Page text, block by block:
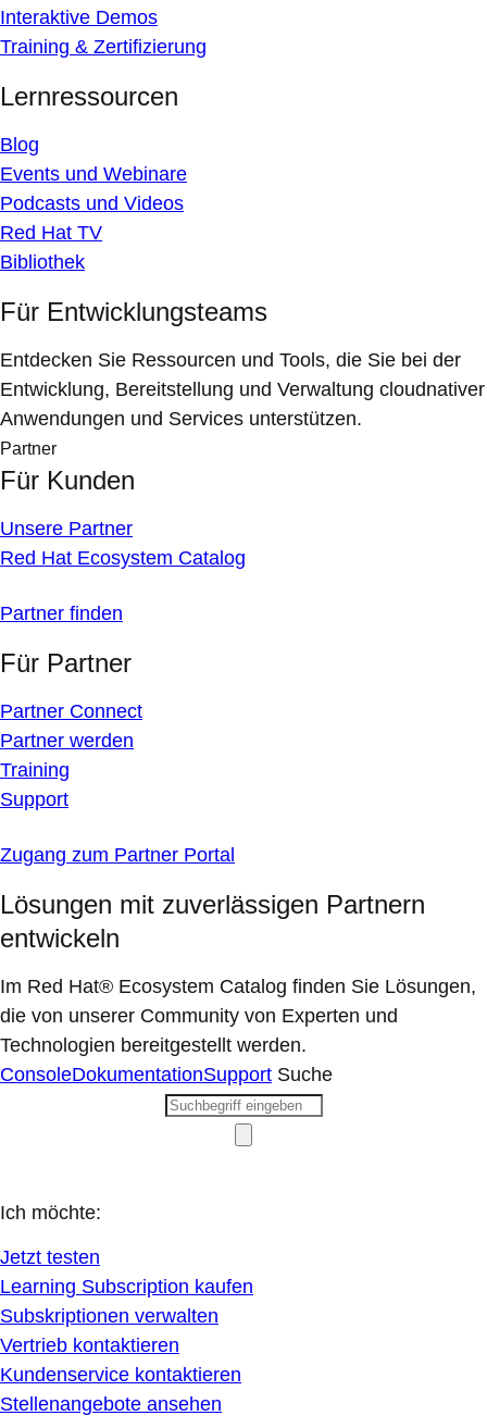
Interaktive Demos
Training & Zertifizierung
Lernressourcen
Blog
Events und Webinare
Podcasts und Videos
Red Hat TV
Bibliothek
Für Entwicklungsteams
Entdecken Sie Ressourcen und Tools, die Sie bei der
Entwicklung, Bereitstellung und Verwaltung cloudnativer
Anwendungen und Services unterstützen.
Partner
Für Kunden
Unsere Partner
Red Hat Ecosystem Catalog
Partner finden
Für Partner
Partner Connect
Partner werden
Training
Support
Zugang zum Partner Portal
Lösungen mit zuverlässigen Partnern
entwickeln
Im Red Hat® Ecosystem Catalog finden Sie Lösungen,
die von unserer Community von Experten und
Technologien bereitgestellt werden.
ConsoleDokumentationSupport Suche
Ich möchte:
Jetzt testen
Learning Subscription kaufen
Subskriptionen verwalten
Vertrieb kontaktieren
Kundenservice kontaktieren
Stellenangebote ansehen